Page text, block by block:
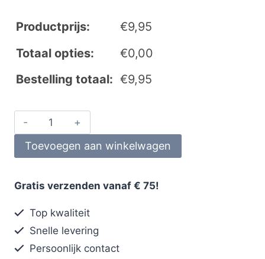
Productprijs: €9,95
Totaal opties:
€0,00
Bestelling totaal: €9,95
Toevoegen aan winkelwagen
Gratis verzenden vanaf € 75!
Top kwaliteit
Snelle levering
Persoonlijk contact